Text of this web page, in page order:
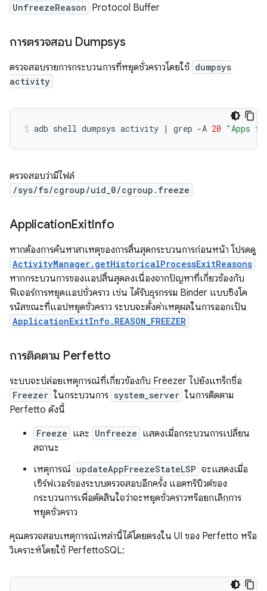
UnfreezeReason Protocol Buffer
การตรวจสอบ Dumpsys
ตรวจสอบรายการกระบวนการที่หยุดชั่วคราวโดยใช้ dumpsys
activity
adb shell dumpsys activity | grep -A 20 "Apps
ตรวจสอบว่ามีไฟล์
/sys/fs/cgroup/uid_0/cgroup.freeze
ApplicationExitInfo
หากต้องการค้นหาสาเหตุของการสิ้นสุดกระบวนการก่อนหน้า โปรดดู
ActivityManager.getHistoricalProcessExitReasons
หากกระบวนการของแอปสิ้นสุดลงเนื่องจากปัญหาที่เกี่ยวข้องกับ
ฟีเจอร์การหยุดแอปชั่วคราว เช่น ได้รับธุรกรรม Binder แบบซิงโค
รนัสขณะที่แอปหยุดชั่วคราว ระบบจะตั้งค่าเหตุผลในการออกเป็น
ApplicationExitInfo.REASON_FREEZER
การติดตาม Perfetto
ระบบจะปล่อยเหตุการณ์ที่เกี่ยวข้องกับ Freezer ไปยังแทร็กชื่อ
Freezer ในกระบวนการ system_server ในการติดตาม
Perfetto ดังนี้
Freeze และ Unfreeze แสดงเมื่อกระบวนการเปลี่ยน
สถานะ
เหตุการณ์ updateAppFreezeStateLSP จะแสดงเมื่อ
เซิร์ฟเวอร์ของระบบตรวจสอบอีกครั้ง แอตทริบิวต์ของ
กระบวนการเพื่อตัดสินใจว่าจะหยุดชั่วคราวหรือยกเลิกการ
หยุดชั่วคราว
คุณตรวจสอบเหตุการณ์เหล่านี้ได้โดยตรงใน UI ของ Perfetto หรือ
วิเคราะห์โดยใช้ PerfettoSQL: